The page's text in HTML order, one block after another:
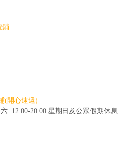
鋪
(開心速遞)
: 12:00-20:00 星期日及公眾假期休息